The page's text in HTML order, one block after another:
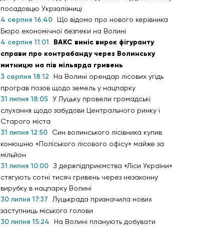
посадовцю Укрзалізниці
4 серпня 16:40
Що відомо про нового керівника
Бюро економічної безпеки на Волині
4 серпня 11:01
ВАКС виніс вирок фігуранту
справи про контрабанду через Волинську
митницю на пів мільярда гривень
3 серпня 18:12
На Волині орендар лісових угідь
програв позов щодо земель у нацпарку
31 липня 18:05 У Луцьку провели громадські
слухання щодо забудови Центрального ринку і
Старого міста
31 липня 12:50
Син волинського лісівника купив
конюшню «Поліського лісового офісу» майже за
мільйон
31 липня 10:00 З держпідприємства «Ліси України»
стягують сотні тисяч гривень через незаконну
вирубку в нацпарку Волині
30 липня 17:37
Луцькрада призначила нових
заступниць міського голови
30 липня 15:24
На Волині планують добувати